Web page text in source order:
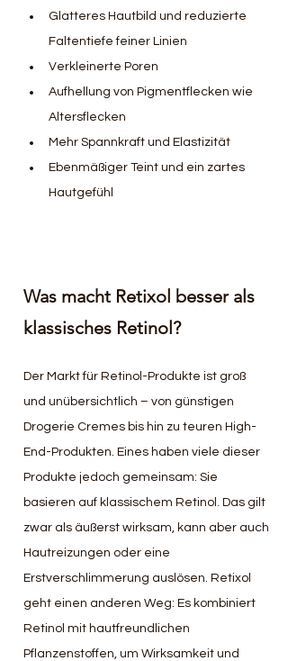
Glatteres Hautbild und reduzierte
Faltentiefe feiner Linien
Verkleinerte Poren
Aufhellung von Pigmentflecken wie
Altersflecken
Mehr Spannkraft und Elastizität
Ebenmäßiger Teint und ein zartes
Hautgefühl
Was macht Retixol besser als
klassisches Retinol?
Der Markt für Retinol-Produkte ist groß
und unübersichtlich – von günstigen
Drogerie Cremes bis hin zu teuren High-
End-Produkten. Eines haben viele dieser
Produkte jedoch gemeinsam: Sie
basieren auf klassischem Retinol. Das gilt
zwar als äußerst wirksam, kann aber auch
Hautreizungen oder eine
Erstverschlimmerung auslösen. Retixol
geht einen anderen Weg: Es kombiniert
Retinol mit hautfreundlichen
Pflanzenstoffen, um Wirksamkeit und